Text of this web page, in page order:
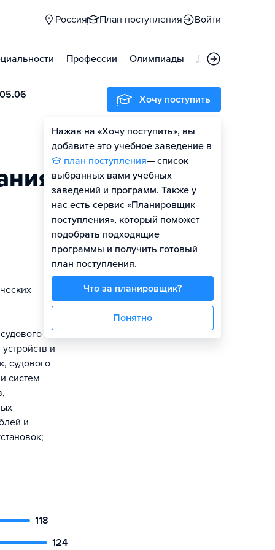
Россия План поступления Войти
Профессии Олимпиады Дни открытых
и
судового
систем
и
118
124
Хочу поступить
Нажав на «Хочу поступить», вы
добавите это учебное заведение в
план поступления— список
выбранных вами учебных
заведений и программ. Также у
нас есть сервис «Планировщик
поступления», который поможет
подобрать подходящие
программы и получить готовый
план поступления.
Что за планировщик?
Понятно
Оценить шансы